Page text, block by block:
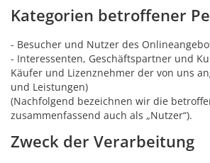
Kategorien betroffener
- Besucher und Nutzer des
- Interessenten, Geschäftspartner und
Käufer und Lizenznehmer der von uns
und Leistungen)
(Nachfolgend bezeichnen wir die
zusammenfassend auch als „Nutzer“).
Zweck der Verarbeitung